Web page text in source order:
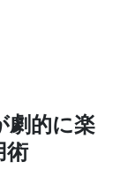
劇的に楽
術